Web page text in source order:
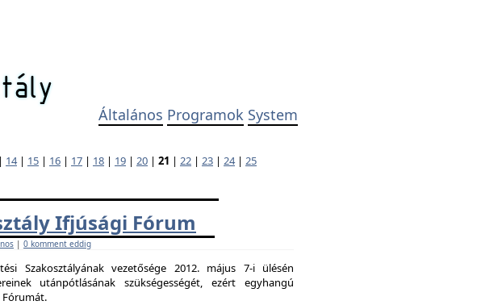
Általános Programok System
| 14| 15 | 16 | 17 | 18 | 19 | 20 | 21 | 22 | 23 | 24| 25
Ifjúsági Fórum
| 0 komment eddig
Szakosztályának vezetősége 2012. május 7-i ülésén
utánpótlásának szükségességét, ezért egyhangú